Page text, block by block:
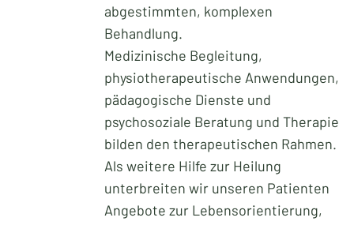
abgestimmten, komplexen
Behandlung.
Medizinische Begleitung,
physiotherapeutische Anwendungen,
pädagogische Dienste und
psychosoziale Beratung und Therapie
bilden den therapeutischen Rahmen.
Als weitere Hilfe zur Heilung
unterbreiten wir unseren Patienten
Angebote zur Lebensorientierung,